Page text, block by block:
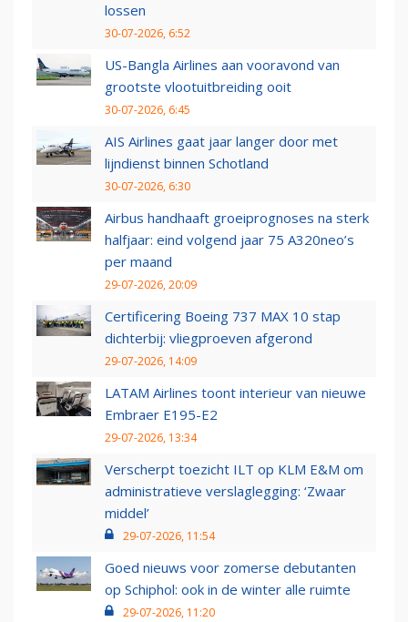
lossen
30-07-2026, 6:52
US-Bangla Airlines aan vooravond van
grootste vlootuitbreiding ooit
30-07-2026, 6:45
AIS Airlines gaat jaar langer door met
lijndienst binnen Schotland
30-07-2026, 6:30
Airbus handhaaft groeiprognoses na sterk
halfjaar: eind volgend jaar 75 A320neo’s
per maand
29-07-2026, 20:09
Certificering Boeing 737 MAX 10 stap
dichterbij: vliegproeven afgerond
29-07-2026, 14:09
LATAM Airlines toont interieur van nieuwe
Embraer E195-E2
29-07-2026, 13:34
Verscherpt toezicht ILT op KLM E&M om
administratieve verslaglegging: ‘Zwaar
middel’
29-07-2026, 11:54
Goed nieuws voor zomerse debutanten
op Schiphol: ook in de winter alle ruimte
29-07-2026, 11:20